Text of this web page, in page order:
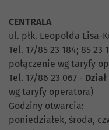
CENTRALA
ul. płk. Leopolda Lisa-
Tel. 17/85 23 184; 85 23
połączenie wg taryfy
Tel. 17/86 23 067 - Dział
wg taryfy operatora)
Godziny otwarcia:
poniedziałek, środa,